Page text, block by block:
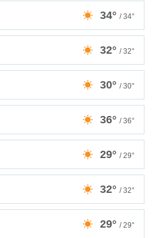
34° / 34°
32° / 32°
30° / 30°
36° / 36°
29° / 29°
32° / 32°
29° / 29°